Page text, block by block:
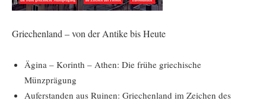
Griechenland – von der Antike bis Heute
Ägina – Korinth – Athen: Die frühe griechische
Münzprägung
Auferstanden aus Ruinen: Griechenland im Zeichen des